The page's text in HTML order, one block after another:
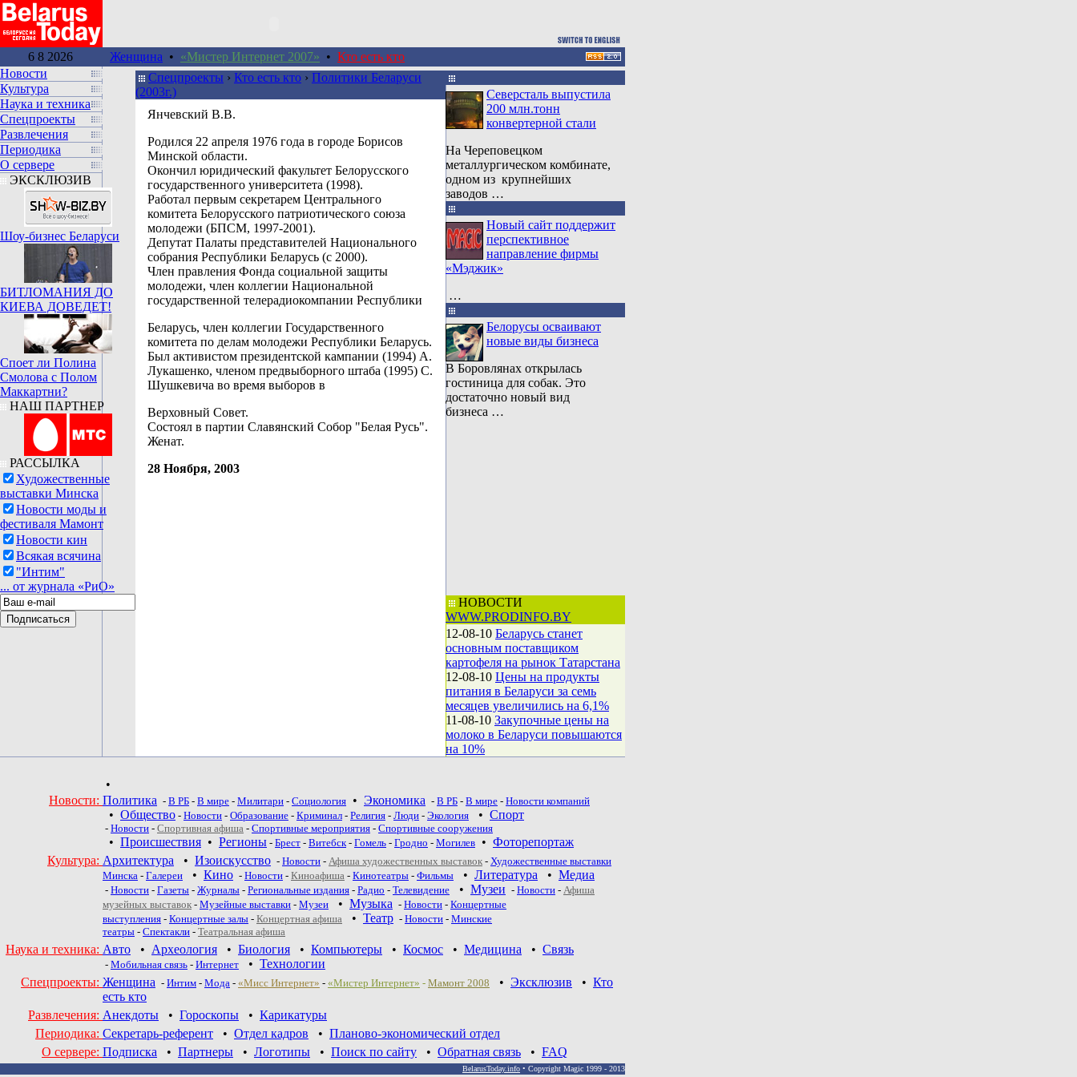
6 8 2026 Женщина • «Мистер Интернет 2007» • Кто есть кто
Новости
Культура
Наука и техника
Спецпроекты
Развлечения
Периодика
О сервере
ЭКСКЛЮЗИВ
Шоу-бизнес Беларуси
БИТЛОМАНИЯ ДО
КИЕВА ДОВЕДЕТ!
Споет ли Полина
Смолова с Полом
Маккартни?
НАШ ПАРТНЕР
РАССЫЛКА
Художественные
выставки Минска
Новости моды и
фестиваля Мамонт
Новости кин
Всякая всячина
"Интим"
... от журнала «РиО»
Спецпроекты › Кто есть кто › Политики Беларуси
(2003г.)
Янчевский В.В.
Pодился 22 апреля 1976 года в городе Борисов
Минской области.
Окончил юридический факультет Белорусского
государственного университета (1998).
Работал первым секретарем Центрального
комитета Белорусского патриотического союза
молодежи (БПСМ, 1997-2001).
Депутат Палаты представителей Национального
собрания Республики Беларусь (с 2000).
Член правления Фонда социальной защиты
молодежи, член коллегии Национальной
государственной телерадиокомпании Республики
Беларусь, член коллегии Государственного
комитета по делам молодежи Республики Беларусь.
Был активистом президентской кампании (1994) А.
Лукашенко, членом предвыборного штаба (1995) С.
Шушкевича во время выборов в
Верховный Совет.
Состоял в партии Славянский Собор "Белая Русь".
Женат.
28 Ноября, 2003
Северсталь выпустила
200 млн.тонн
конвертерной стали
На Череповецком
металлургическом комбинате,
одном из крупнейших
заводов …
Новый сайт поддержит
перспективное
направление фирмы
«Мэджик»
…
Белорусы осваивают
новые виды бизнеса
В Боровлянах открылась
гостиница для собак. Это
достаточно новый вид
бизнеса …
НОВОСТИ
WWW.PRODINFO.BY
12-08-10 Беларусь станет
основным поставщиком
картофеля на рынок Татарстана
12-08-10 Цены на продукты
питания в Беларуси за семь
месяцев увеличились на 6,1%
11-08-10 Закупочные цены на
молоко в Беларуси повышаются
на 10%
•
Новости: Политика - В РБ - В мире - Милитари - Социология • Экономика - В РБ - В мире - Новости компаний
• Общество - Новости - Образование - Криминал - Религия - Люди - Экология • Спорт
- Новости - Спортивная афиша - Спортивные мероприятия - Спортивные сооружения
• Происшествия • Регионы - Брест - Витебск- Гомель - Гродно - Могилев • Фоторепортаж
Культура: Архитектура • Изоискусство - Новости - Афиша художественных выставок - Художественные выставки
Минска - Галереи • Кино - Новости - Киноафиша - Кинотеатры - Фильмы • Литература • Медиа
- Новости - Газеты - Журналы - Региональные издания - Радио - Телевидение • Музеи - Новости - Афиша
музейных выставок - Музейные выставки - Музеи • Музыка - Новости - Концертные
выступления - Концертные залы - Концертная афиша • Театр - Новoсти - Минские
театры - Спектакли - Театральная афиша
Наука и техника: Авто • Археология • Биология • Компьютеры • Космос • Медицина • Связь
- Мобильная связь - Интернет • Технологии
Спецпроекты: Женщина - Интим - Мода - «Мисс Интернет» - «Мистер Интернет» - Мамонт 2008 • Эксклюзив • Кто
есть кто
Развлечения: Анекдоты • Гороскопы • Карикатуры
Периодика: Секретарь-референт • Отдел кадров • Планово-экономический отдел
О сервере: Подписка • Партнеры • Логотипы • Поиск по сайту • Обратная связь • FAQ
BelarusToday.info • Copyright Magic 1999 - 2013